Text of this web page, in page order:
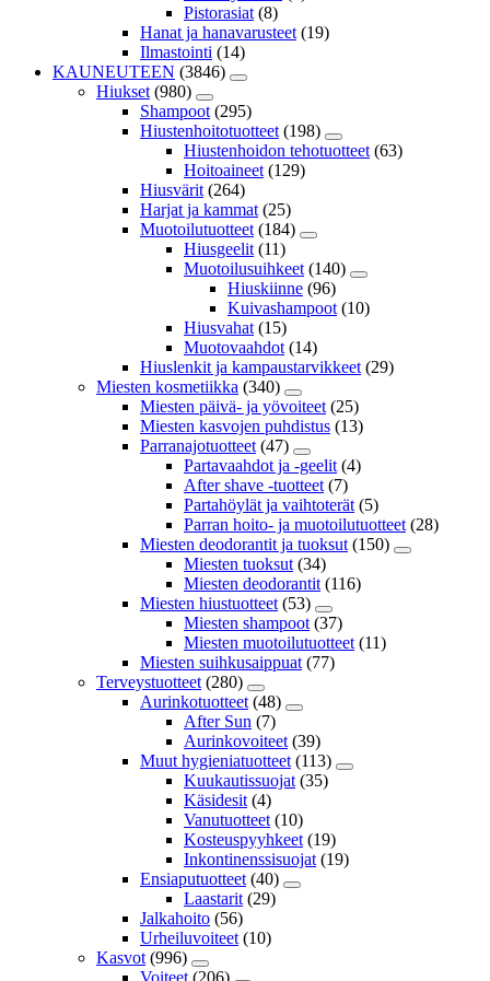
Pistorasiat (8)
Hanat ja hanavarusteet (19)
Ilmastointi (14)
KAUNEUTEEN (3846)
Hiukset (980)
Shampoot (295)
Hiustenhoitotuotteet (198)
Hiustenhoidon tehotuotteet (63)
Hoitoaineet (129)
Hiusvärit (264)
Harjat ja kammat (25)
Muotoilutuotteet (184)
Hiusgeelit (11)
Muotoilusuihkeet (140)
Hiuskiinne (96)
Kuivashampoot (10)
Hiusvahat (15)
Muotovaahdot (14)
Hiuslenkit ja kampaustarvikkeet (29)
Miesten kosmetiikka (340)
Miesten päivä- ja yövoiteet (25)
Miesten kasvojen puhdistus (13)
Parranajotuotteet (47)
Partavaahdot ja -geelit (4)
After shave -tuotteet (7)
Partahöylät ja vaihtoterät (5)
Parran hoito- ja muotoilutuotteet (28)
Miesten deodorantit ja tuoksut (150)
Miesten tuoksut (34)
Miesten deodorantit (116)
Miesten hiustuotteet (53)
Miesten shampoot (37)
Miesten muotoilutuotteet (11)
Miesten suihkusaippuat (77)
Terveystuotteet (280)
Aurinkotuotteet (48)
After Sun (7)
Aurinkovoiteet (39)
Muut hygieniatuotteet (113)
Kuukautissuojat (35)
Käsidesit (4)
Vanutuotteet (10)
Kosteuspyyhkeet (19)
Inkontinenssisuojat (19)
Ensiaputuotteet (40)
Laastarit (29)
Jalkahoito (56)
Urheiluvoiteet (10)
Kasvot (996)